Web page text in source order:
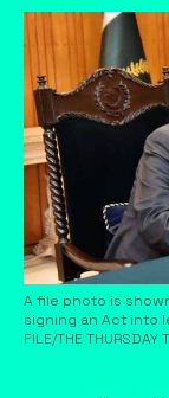
A file photo is
signing an Act into
FILE/THE THURSDAY